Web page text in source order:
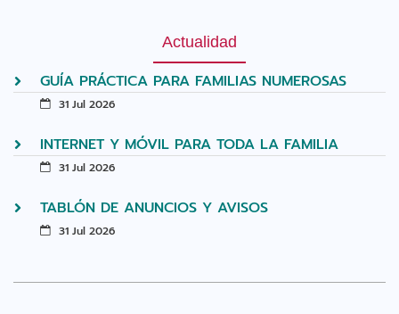
Actualidad
GUÍA PRÁCTICA PARA FAMILIAS NUMEROSAS
31 Jul 2026
INTERNET Y MÓVIL PARA TODA LA FAMILIA
31 Jul 2026
TABLÓN DE ANUNCIOS Y AVISOS
31 Jul 2026